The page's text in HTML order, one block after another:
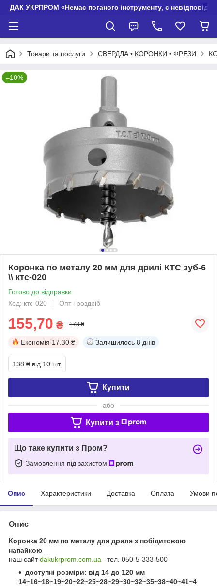
ДАК УКРПРОМ «Немає поганого інструменту, є невідповідно
Товари та послуги СВЕРДЛА • КОРОНКИ • ФРЕЗИ
–10%
Коронка по металу 20 мм для дрилі КТС зуб-6
\\ ктс-020
Готово до відправки
Код: ктс-020
Опт і роздріб
155,70 ₴ 173 ₴
Економія 17.30 ₴ Залишилось 8 днів
138 ₴ від 10 шт.
Купити
або
Купити з
Що таке купити з Пром?
Замовлення під захистом
Опис Характеристики Доставка Оплата Умови
Опис
Коронка 20 мм по металу для дриля з побідитовою
напайкою
наш сайтdakukrprom.com.ua тел. 050-5-333-500
доступні розміри: від 14 до 120 мм
14~16~18~19~20~22~25~28~29~30~32~35~38~40~41~4